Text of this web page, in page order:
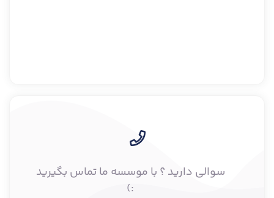
سوالی دارید ؟ با موسسه ما تماس بگیرید
:)